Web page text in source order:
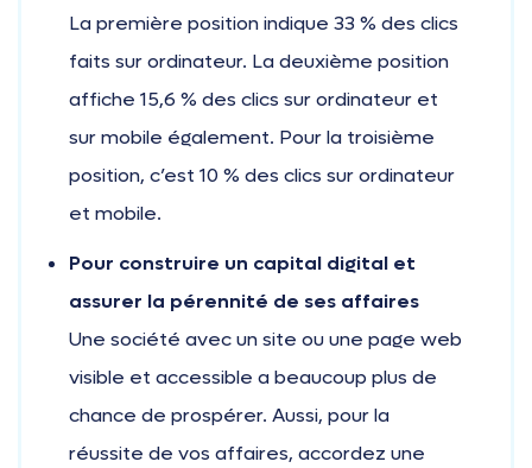
La première position indique 33 % des clics
faits sur ordinateur. La deuxième position
affiche 15,6 % des clics sur ordinateur et
sur mobile également. Pour la troisième
position, c’est 10 % des clics sur ordinateur
et mobile.
Pour construire un capital digital et
assurer la pérennité de ses affaires
Une société avec un site ou une page web
visible et accessible a beaucoup plus de
chance de prospérer. Aussi, pour la
réussite de vos affaires, accordez une